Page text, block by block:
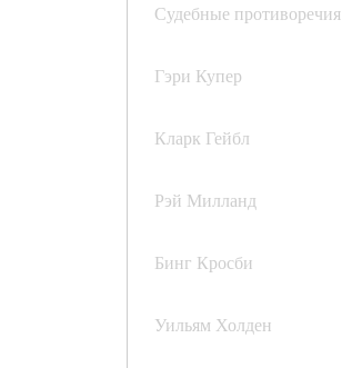
Судебные противоречия
Гэри Купер
Кларк Гейбл
Рэй Милланд
Бинг Кросби
Уильям Холден